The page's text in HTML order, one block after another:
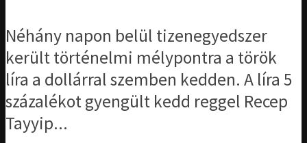
Néhány napon belül tizenegyedszer
került történelmi mélypontra a török
líra a dollárral szemben kedden. A líra 5
százalékot gyengült kedd reggel Recep
Tayyip...